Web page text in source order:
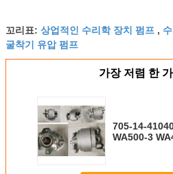
꼬리표: 상업적인 수리학 장치 펌프 ,
굴착기 유압 펌프
가장 저렴 한
705-14-
WA500-3